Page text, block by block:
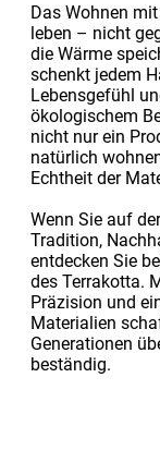
Das Wohnen
leben – nicht
die Wärme
schenkt jedem
Lebensgefühl
ökologischem
nicht nur ein
natürlich
Echtheit der
Wenn Sie auf
Tradition,
entdecken Sie
des Terrakotta.
Präzision und
Materialien
Generationen
beständig.